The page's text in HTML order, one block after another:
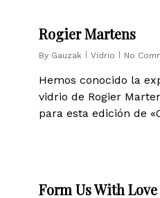
Rogier Martens
By Gauzak Vidrio No
Hemos conocido la
vidrio de Rogier
para esta edición de
Form Us With Love